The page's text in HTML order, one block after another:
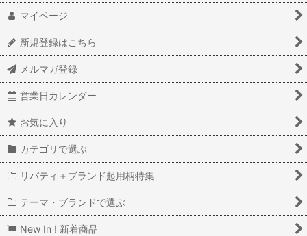
マイページ
新規登録はこちら
メルマガ登録
営業日カレンダー
お気に入り
カテゴリで選ぶ
リバティ＋ブランド起用柄特集
テーマ・ブランドで選ぶ
New In ! 新着商品